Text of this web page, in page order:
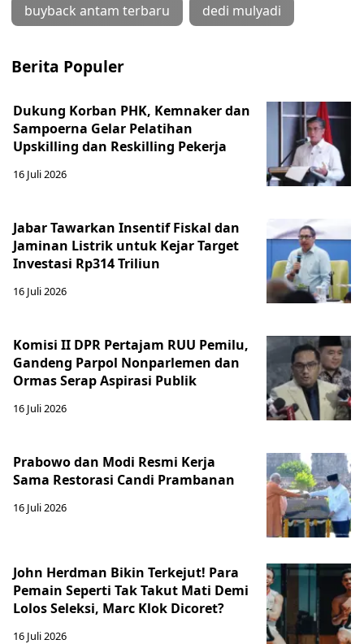
buyback antam terbaru dedi mulyadi
Berita Populer
Dukung Korban PHK, Kemnaker dan
Sampoerna Gelar Pelatihan
Upskilling dan Reskilling Pekerja
16 Juli 2026
Jabar Tawarkan Insentif Fiskal dan
Jaminan Listrik untuk Kejar Target
Investasi Rp314 Triliun
16 Juli 2026
Komisi II DPR Pertajam RUU Pemilu,
Gandeng Parpol Nonparlemen dan
Ormas Serap Aspirasi Publik
16 Juli 2026
Prabowo dan Modi Resmi Kerja
Sama Restorasi Candi Prambanan
16 Juli 2026
John Herdman Bikin Terkejut! Para
Pemain Seperti Tak Takut Mati Demi
Lolos Seleksi, Marc Klok Dicoret?
16 Juli 2026